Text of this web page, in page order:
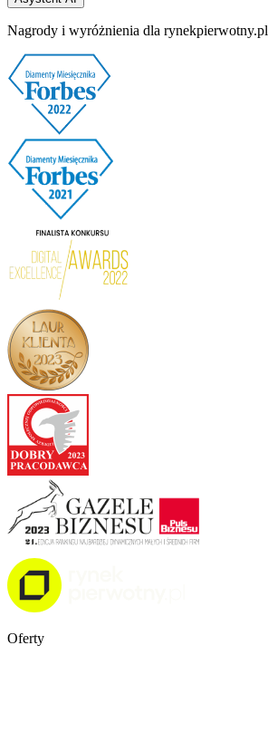
Nagrody i wyróżnienia dla rynekpierwotny.pl
Oferty